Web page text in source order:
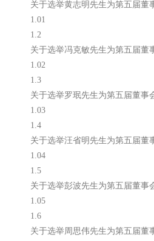
关于选举黄志明先生为第五届董
1.01
1.2
关于选举冯克敏先生为第五届董
1.02
1.3
关于选举罗珉先生为第五届董事
1.03
1.4
关于选举汪省明先生为第五届董
1.04
1.5
关于选举彭波先生为第五届董事
1.05
1.6
关于选举周思伟先生为第五届董